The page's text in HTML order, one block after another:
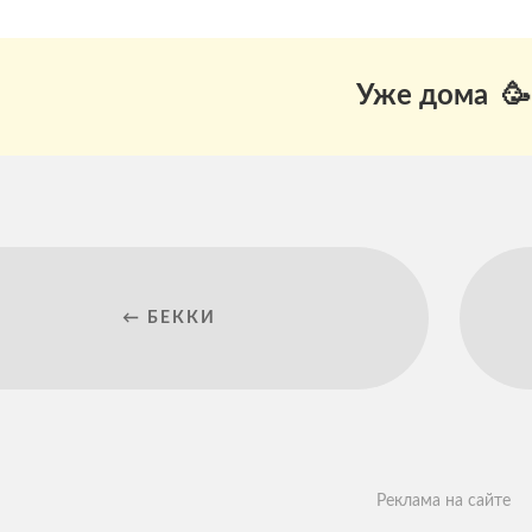
Уже дома 🥳
← БЕККИ
Реклама на сайте